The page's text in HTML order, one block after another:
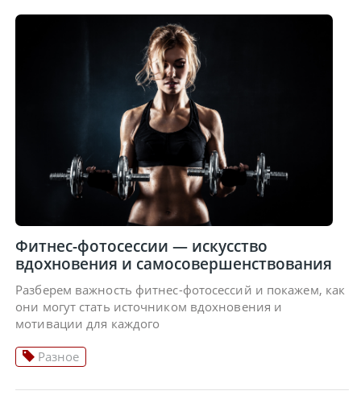
Фитнес-фотосессии — искусство
вдохновения и самосовершенствования
Разберем важность фитнес-фотосессий и покажем, как
они могут стать источником вдохновения и
мотивации для каждого
Разное